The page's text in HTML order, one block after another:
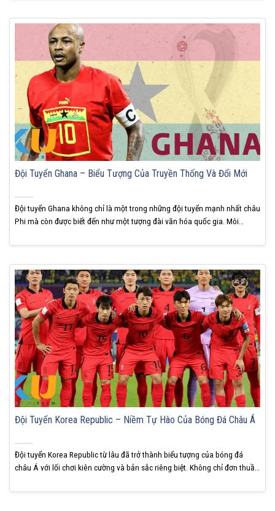
Đội Tuyển Ghana – Biểu Tượng Của Truyền Thống Và Đổi Mới
Đội tuyển Ghana không chỉ là một trong những đội tuyển mạnh nhất châu
Phi mà còn được biết đến như một tượng đài văn hóa quốc gia. Môi
những đổi mới trong tư duy hiện đại, tạo nên bức...
Đội Tuyển Korea Republic – Niềm Tự Hào Của Bóng Đá Châu Á
Đội tuyển Korea Republic từ lâu đã trở thành biểu tượng của bóng đá
châu Á với lối chơi kiên cường và bản sắc riêng biệt. Không chỉ đơn thuần
châu Âu nếm mùi thất bại. KUBET cho biết...